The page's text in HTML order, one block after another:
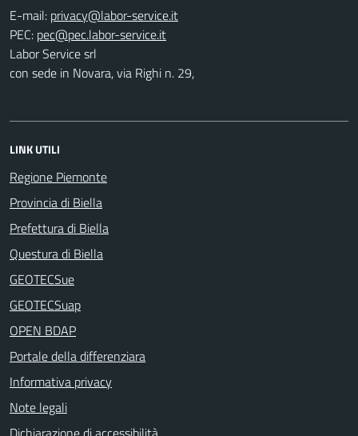
E-mail:
PEC:
Labor Service srl
con sede in Novara, via Righi n. 29,
LINK UTILI
Regione Piemonte
Provincia di Biella
Prefettura di Biella
Questura di Biella
GEOTECSue
GEOTECSuap
OPEN BDAP
Portale della differenziara
Informativa privacy
Note legali